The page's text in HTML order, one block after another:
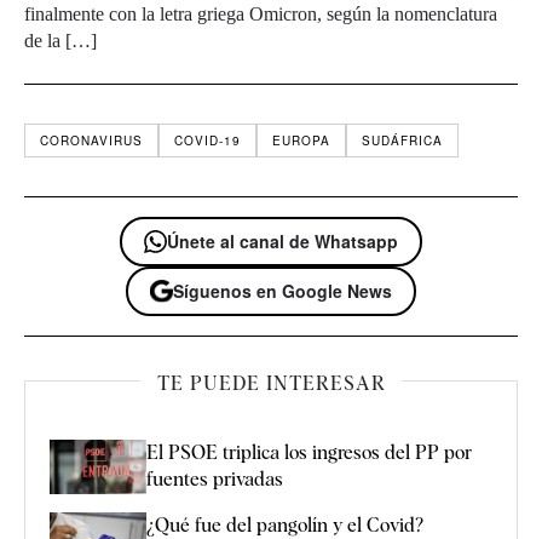
finalmente con la letra griega Omicron, según la nomenclatura
de la […]
CORONAVIRUS COVID-19 EUROPA SUDÁFRICA
Únete al canal de Whatsapp
Síguenos en Google News
TE PUEDE INTERESAR
El PSOE triplica los ingresos del PP por
fuentes privadas
¿Qué fue del pangolín y el Covid?